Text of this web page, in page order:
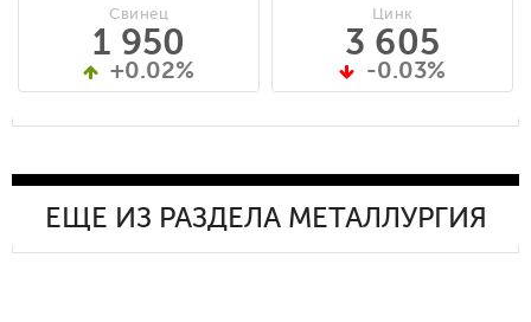
Свинец
1 950
+0.02%
Цинк
3 605
-0.03%
ЕЩЕ ИЗ РАЗДЕЛА МЕТАЛЛУРГИЯ